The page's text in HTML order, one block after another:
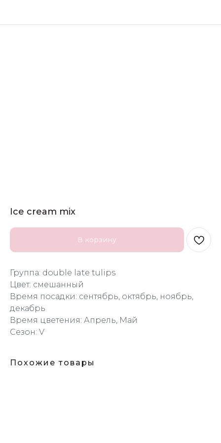
Ice cream mix
В корзину
Группа: double late tulips
Цвет: смешанный
Время посадки: сентябрь, октябрь, ноябрь,
декабрь
Время цветения: Апрель, Май
Сезон: V
Похожие товары